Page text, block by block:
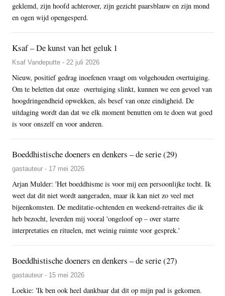
geklemd, zijn hoofd achterover, zijn gezicht paarsblauw en zijn mond
en ogen wijd opengesperd.
Ksaf – De kunst van het geluk 1
Ksaf Vandeputte - 22 juli 2026
Nieuw, positief gedrag inoefenen vraagt om volgehouden overtuiging.
Om te beletten dat onze overtuiging slinkt, kunnen we een gevoel van
hoogdringendheid opwekken, als besef van onze eindigheid. De
uitdaging wordt dan dat we elk moment benutten om te doen wat goed
is voor onszelf en voor anderen.
Boeddhistische doeners en denkers – de serie (29)
gastauteur - 17 mei 2026
Arjan Mulder: 'Het boeddhisme is voor mij een persoonlijke tocht. Ik
weet dat dit niet wordt aangeraden, maar ik kan niet zo veel met
bijeenkomsten. De meditatie-ochtenden en weekend-retraites die ik
heb bezocht, leverden mij vooral 'ongeloof op – over starre
interpretaties en rituelen, met weinig ruimte voor gesprek.'
Boeddhistische doeners en denkers – de serie (27)
gastauteur - 15 mei 2026
Loekie: 'Ik ben ook heel dankbaar dat dit op mijn pad is gekomen.